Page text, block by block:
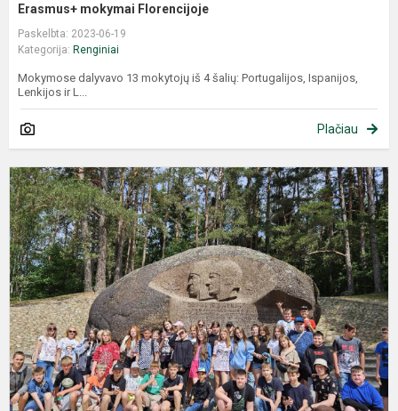
Erasmus+ mokymai Florencijoje
Paskelbta: 2023-06-19
Kategorija: Renginiai
Mokymose dalyvavo 13 mokytojų iš 4 šalių: Portugalijos, Ispanijos,
Lenkijos ir L...
Plačiau